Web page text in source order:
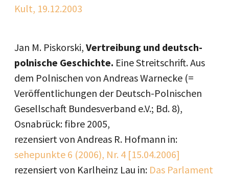
Kult, 19.12.2003
Jan M. Piskorski, Vertreibung und deutsch-
polnische Geschichte. Eine Streitschrift. Aus
dem Polnischen von Andreas Warnecke (=
Veröffentlichungen der Deutsch-Polnischen
Gesellschaft Bundesverband e.V.; Bd. 8),
Osnabrück: fibre 2005,
rezensiert von Andreas R. Hofmann in:
sehepunkte 6 (2006), Nr. 4 [15.04.2006]
rezensiert von Karlheinz Lau in: Das Parlament